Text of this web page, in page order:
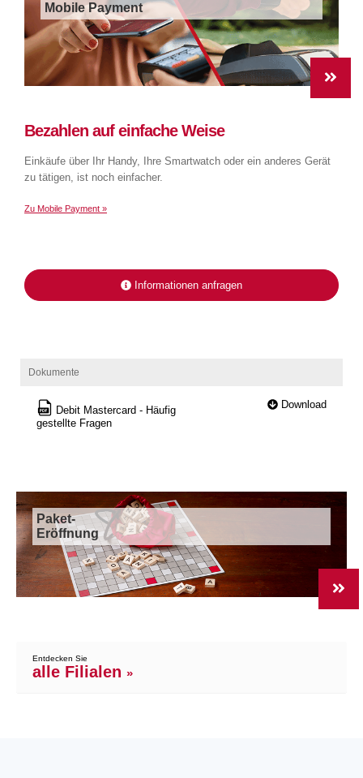
Mobile Payment
Bezahlen auf einfache Weise
Einkäufe über Ihr Handy, Ihre Smartwatch oder ein anderes Gerät
zu tätigen, ist noch einfacher.
Zu Mobile Payment »
Informationen anfragen
Dokumente
Debit Mastercard - Häufig
gestellte Fragen
Download
Paket-
Eröffnung
Entdecken Sie
alle Filialen »